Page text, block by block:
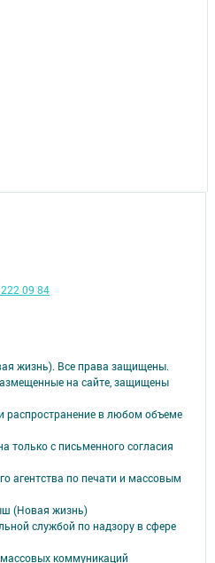
жизнь). Все права защищены.
на сайте, защищены
распространение в любом объеме
только с письменного согласия
агентства по печати и массовым
(Новая жизнь)
службой по надзору в сфере
коммуникаций
09 84